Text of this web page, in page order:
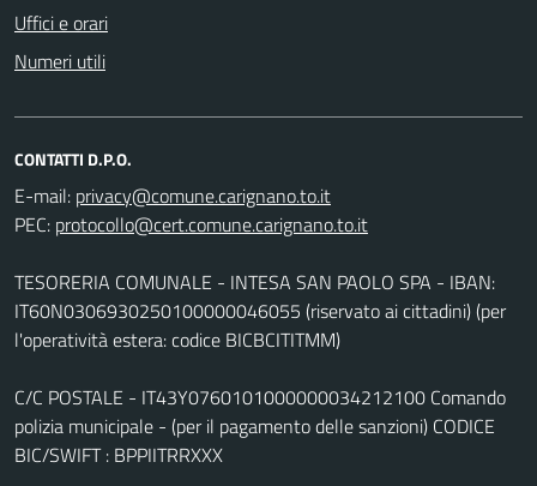
Uffici e orari
Numeri utili
CONTATTI D.P.O.
E-mail:
PEC:
TESORERIA COMUNALE - INTESA SAN PAOLO SPA - IBAN:
IT60N0306930250100000046055 (riservato ai cittadini) (per
l'operatività estera: codice BICBCITITMM)
C/C POSTALE - IT43Y0760101000000034212100 Comando
polizia municipale - (per il pagamento delle sanzioni) CODICE
BIC/SWIFT : BPPIITRRXXX